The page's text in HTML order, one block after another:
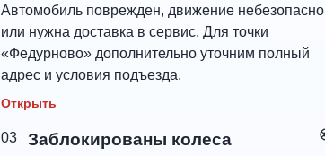
Автомобиль поврежден, движение небезопасно
или нужна доставка в сервис. Для точки
«Федурново» дополнительно уточним полный
адрес и условия подъезда.
Открыть
03 Заблокированы колеса